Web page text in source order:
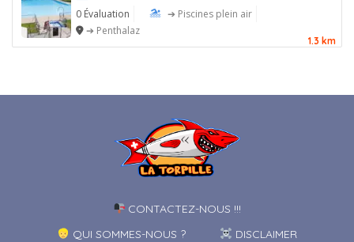
0 Évaluation
➔ Piscines plein air
➔ Penthalaz
1.3 km
CONTACTEZ-NOUS !!!
QUI SOMMES-NOUS ?
DISCLAIMER